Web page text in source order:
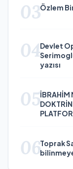
03Özlem
04Devlet
yazısı
05İBRAHİM
06Toprak